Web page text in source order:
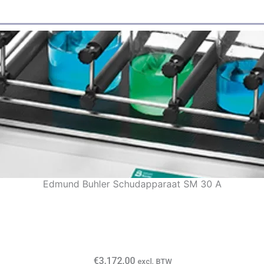
Edmund Buhler Schudapparaat SM 30 A
€3.172,00 excl. BTW